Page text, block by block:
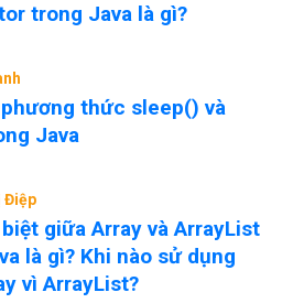
trong Java là gì?
thức sleep() và
Java
Điệp
giữa Array và ArrayList
là gì? Khi nào sử dụng
vì ArrayList?